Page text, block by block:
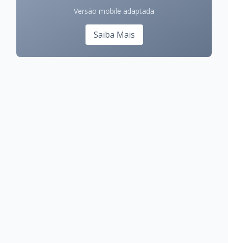
Versão mobile adaptada
Saiba Mais